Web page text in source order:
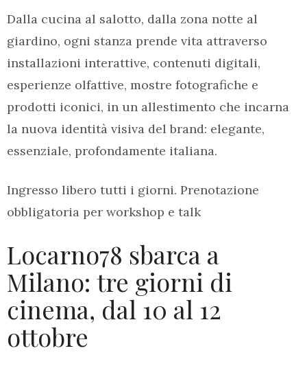
Dalla cucina al salotto, dalla zona notte al
giardino, ogni stanza prende vita attraverso
installazioni interattive, contenuti digitali,
esperienze olfattive, mostre fotografiche e
prodotti iconici, in un allestimento che incarna
la nuova identità visiva del brand: elegante,
essenziale, profondamente italiana.
Ingresso libero tutti i giorni. Prenotazione
obbligatoria per workshop e talk
Locarno78 sbarca a
Milano: tre giorni di
cinema, dal 10 al 12
ottobre